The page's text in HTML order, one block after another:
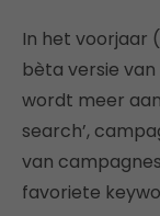
In het voorjaar
bèta versie
wordt meer
search’,
van
favoriete